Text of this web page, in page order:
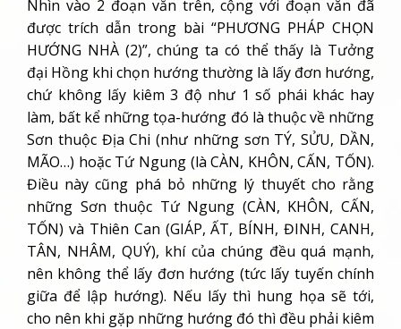
Nhìn vào 2 đoạn văn trên, cộng với đoạn văn đã
được trích dẫn trong bài “PHƯƠNG PHÁP CHỌN
HƯỚNG NHÀ (2)”, chúng ta có thể thấy là Tưởng
đại Hồng khi chọn hướng thường là lấy đơn hướng,
chứ không lấy kiêm 3 độ như 1 số phái khác hay
làm, bất kể những tọa-hướng đó là thuộc về những
Sơn thuộc Địa Chi (như những sơn TÝ, SỬU, DẦN,
MÃO…) hoặc Tứ Ngung (là CÀN, KHÔN, CẤN, TỐN).
Điều này cũng phá bỏ những lý thuyết cho rằng
những Sơn thuộc Tứ Ngung (CÀN, KHÔN, CẤN,
TỐN) và Thiên Can (GIÁP, ẤT, BÍNH, ĐINH, CANH,
TÂN, NHÂM, QUÝ), khí của chúng đều quá mạnh,
nên không thể lấy đơn hướng (tức lấy tuyến chính
giữa để lập hướng). Nếu lấy thì hung họa sẽ tới,
cho nên khi gặp những hướng đó thì đều phải kiêm